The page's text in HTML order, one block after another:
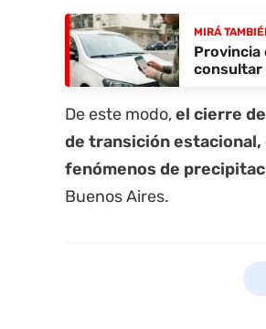
MIRÁ
Provincia
consultar
De este modo,el cierre
de transición
fenómenos de
Buenos Aires.